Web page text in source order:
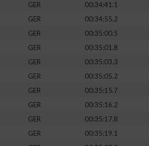
GER
00:34:41.1
GER
00:34:55.2
GER
00:35:00.5
GER
00:35:01.8
GER
00:35:03.3
GER
00:35:05.2
GER
00:35:15.7
GER
00:35:16.2
GER
00:35:17.8
GER
00:35:19.1